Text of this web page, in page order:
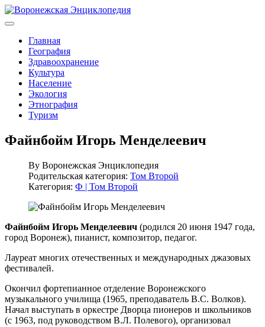
Главная
География
Здравоохранение
Культура
Население
Экология
Этнография
Туризм
Файнбойм Игорь Менделеевич
By Воронежская Энциклопедия
Родительская категория: Том Второй
Категория: Ф | Том Второй
Файнбойм Игорь Менделеевич (родился 20 июня 1947 года,
город Воронеж), пианист, композитор, педагог.
Лауреат многих отечественных и международных джазовых
фестивалей.
Окончил фортепианное отделение Воронежского
музыкального училища (1965, преподаватель B.C. Волков).
Начал выступать в оркестре Дворца пионеров и школьников
(с 1963, под руководством B.Л. Полевого), организовал